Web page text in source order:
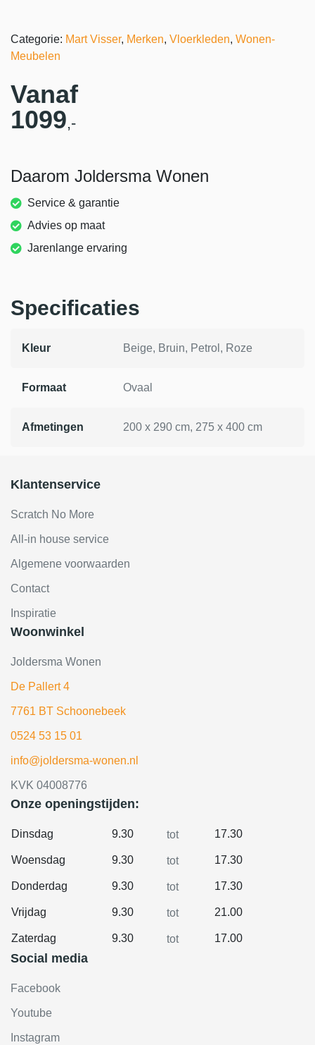
Categorie: Mart Visser, Merken, Vloerkleden, Wonen-
Meubelen
Vanaf
1099,-
Daarom Joldersma Wonen
Service & garantie
Advies op maat
Jarenlange ervaring
Specificaties
Kleur Beige, Bruin, Petrol, Roze
Formaat Ovaal
Afmetingen 200 x 290 cm, 275 x 400 cm
Klantenservice
Scratch No More
All-in house service
Algemene voorwaarden
Contact
Inspiratie
Woonwinkel
Joldersma Wonen
De Pallert 4
7761 BT Schoonebeek
0524 53 15 01
info@joldersma-wonen.nl
KVK 04008776
Onze openingstijden:
Dinsdag 9.30 tot 17.30
Woensdag 9.30 tot 17.30
Donderdag 9.30 tot 17.30
Vrijdag 9.30 tot 21.00
Zaterdag 9.30 tot 17.00
Social media
Facebook
Youtube
Instagram